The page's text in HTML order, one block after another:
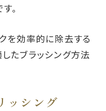
。
を効率的に除去する
たブラッシング方法
ッシング